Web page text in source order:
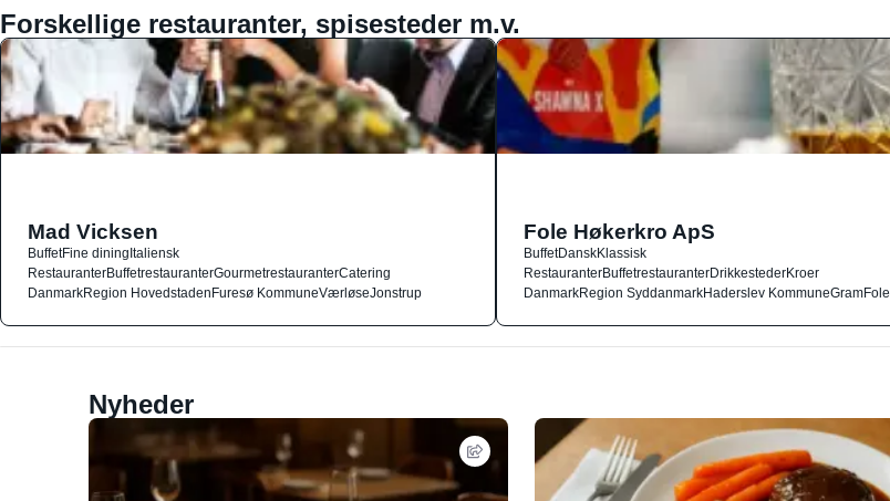
Forskellige restauranter, spisesteder m.v.
Mad Vicksen
BuffetFine diningItaliensk
RestauranterBuffetrestauranterGourmetrestauranterCatering
DanmarkRegion HovedstadenFuresø KommuneVærløseJonstrup
Fole Høkerkro ApS
BuffetDanskKlassisk
RestauranterBuffetrestauranterDrikkestederKroer
DanmarkRegion SyddanmarkHaderslev KommuneGramFole
Nyheder